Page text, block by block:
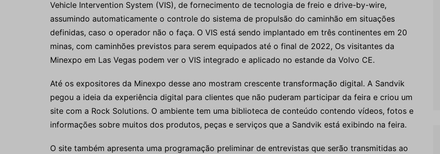
Vehicle Intervention System (VIS), de fornecimento de tecnologia de freio e drive-by-wire,
assumindo automaticamente o controle do sistema de propulsão do caminhão em situações
definidas, caso o operador não o faça. O VIS está sendo implantado em três continentes em 20
minas, com caminhões previstos para serem equipados até o final de 2022, Os visitantes da
Minexpo em Las Vegas podem ver o VIS integrado e aplicado no estande da Volvo CE.
Até os expositores da Minexpo desse ano mostram crescente transformação digital. A Sandvik
pegou a ideia da experiência digital para clientes que não puderam participar da feira e criou um
site com a Rock Solutions. O ambiente tem uma biblioteca de conteúdo contendo vídeos, fotos e
informações sobre muitos dos produtos, peças e serviços que a Sandvik está exibindo na feira.
O site também apresenta uma programação preliminar de entrevistas que serão transmitidas ao